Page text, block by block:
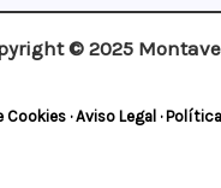
© 2025
Cookies · Aviso Legal · Política